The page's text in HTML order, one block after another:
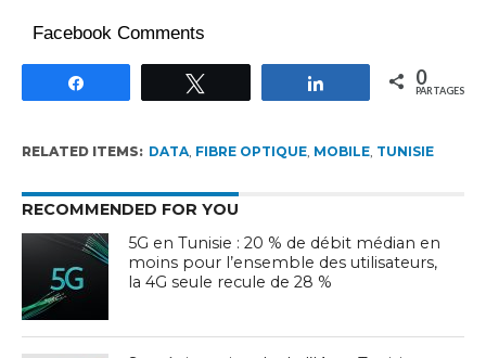
Facebook Comments
Partagez 0
PARTAGES
RELATED ITEMS: DATA, FIBRE OPTIQUE, MOBILE, TUNISIE
RECOMMENDED FOR YOU
5G en Tunisie : 20 % de débit médian en
moins pour l’ensemble des utilisateurs,
la 4G seule recule de 28 %